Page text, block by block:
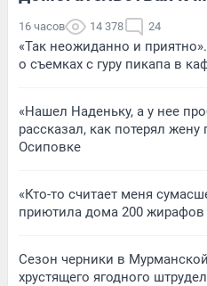
16 часов 14 378 24
«Так неожиданно и
о съемках с гуру пикапа в
«Нашел Наденьку, а у нее
рассказал, как потерял
Осиповке
«Кто-то считает меня
приютила дома 200
Сезон черники в
хрустящего ягодного